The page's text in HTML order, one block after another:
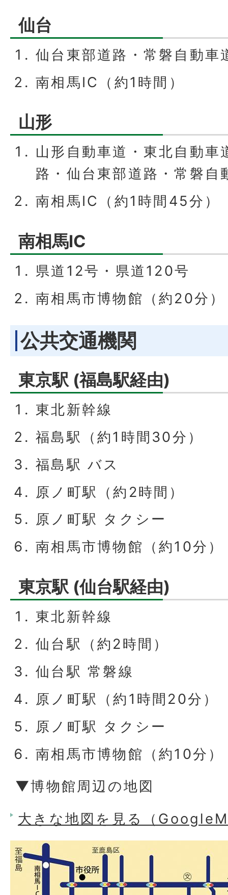
仙台
仙台東部道路・常磐自動車
南相馬IC（約1時間）
山形
山形自動車道・東北自動車
路・仙台東部道路・常磐自
南相馬IC（約1時間45分）
南相馬IC
県道12号・県道120号
南相馬市博物館（約20分）
公共交通機関
東京駅 (福島駅経由)
東北新幹線
福島駅（約1時間30分）
福島駅 バス
原ノ町駅（約2時間）
原ノ町駅 タクシー
南相馬市博物館（約10分）
東京駅 (仙台駅経由)
東北新幹線
仙台駅（約2時間）
仙台駅 常磐線
原ノ町駅（約1時間20分）
原ノ町駅 タクシー
南相馬市博物館（約10分）
▼博物館周辺の地図
大きな地図を見る（